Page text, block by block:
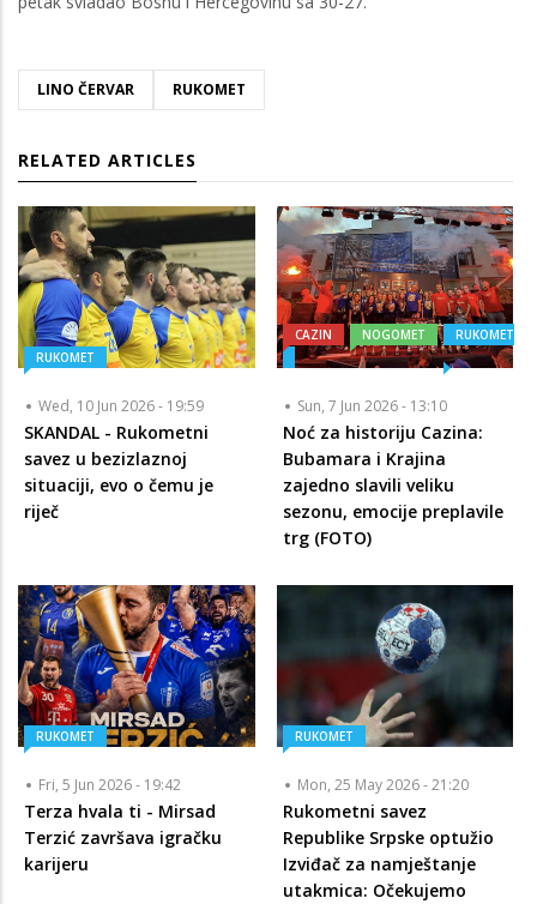
LINO ČERVAR RUKOMET
RELATED ARTICLES
RUKOMET
Wed, 10 Jun 2026 - 19:59
SKANDAL - Rukometni
savez u bezizlaznoj
situaciji, evo o čemu je
riječ
CAZIN NOGOMET RUKOMET
Sun, 7 Jun 2026 - 13:10
Noć za historiju Cazina:
Bubamara i Krajina
zajedno slavili veliku
sezonu, emocije preplavile
trg (FOTO)
RUKOMET
Fri, 5 Jun 2026 - 19:42
Terza hvala ti - Mirsad
Terzić završava igračku
karijeru
RUKOMET
Mon, 25 May 2026 - 21:20
Rukometni savez
Republike Srpske optužio
Izviđač za namještanje
utakmica: Očekujemo